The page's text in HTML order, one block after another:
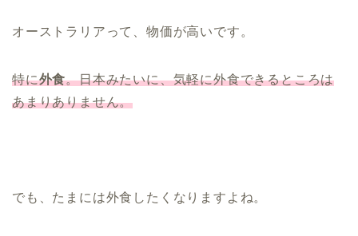
オーストラリアって、物価が高いです。
特に外食。日本みたいに、気軽に外食できるところは
あまりありません。
でも、たまには外食したくなりますよね。